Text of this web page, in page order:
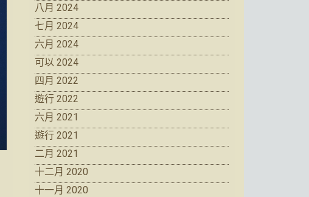
八月 2024
七月 2024
六月 2024
可以 2024
四月 2022
遊行 2022
六月 2021
遊行 2021
二月 2021
十二月 2020
十一月 2020